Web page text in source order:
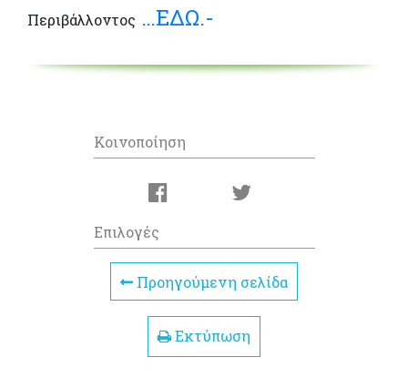
Περιβάλλοντος …ΕΔΩ.-
Κοινοποίηση
Επιλογές
Προηγούμενη σελίδα
Εκτύπωση